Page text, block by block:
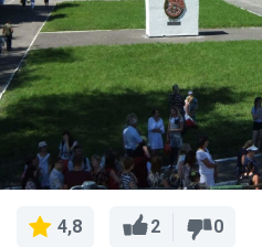
4,8 2 0